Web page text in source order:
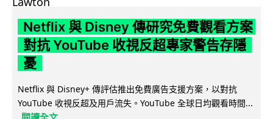
Netflix 與 Disney 傳研究免費觀看方案
對抗 YouTube 收視反超專家警告存隱
憂
Netflix 與 Disney+ 傳評估推出免費廣告支援方案，以對抗
YouTube 收視反超及用戶流失。YouTube 全球日均觀看時間...